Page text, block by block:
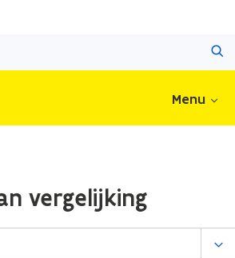
Menu
vergelijking